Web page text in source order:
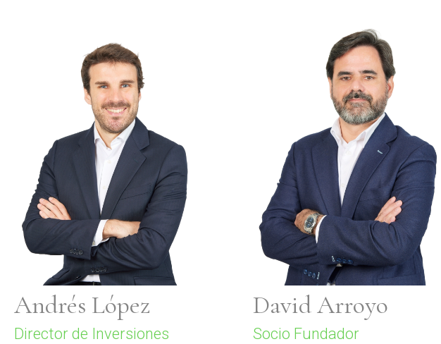
Andrés López
Director de Inversiones
David Arroyo
Socio Fundador